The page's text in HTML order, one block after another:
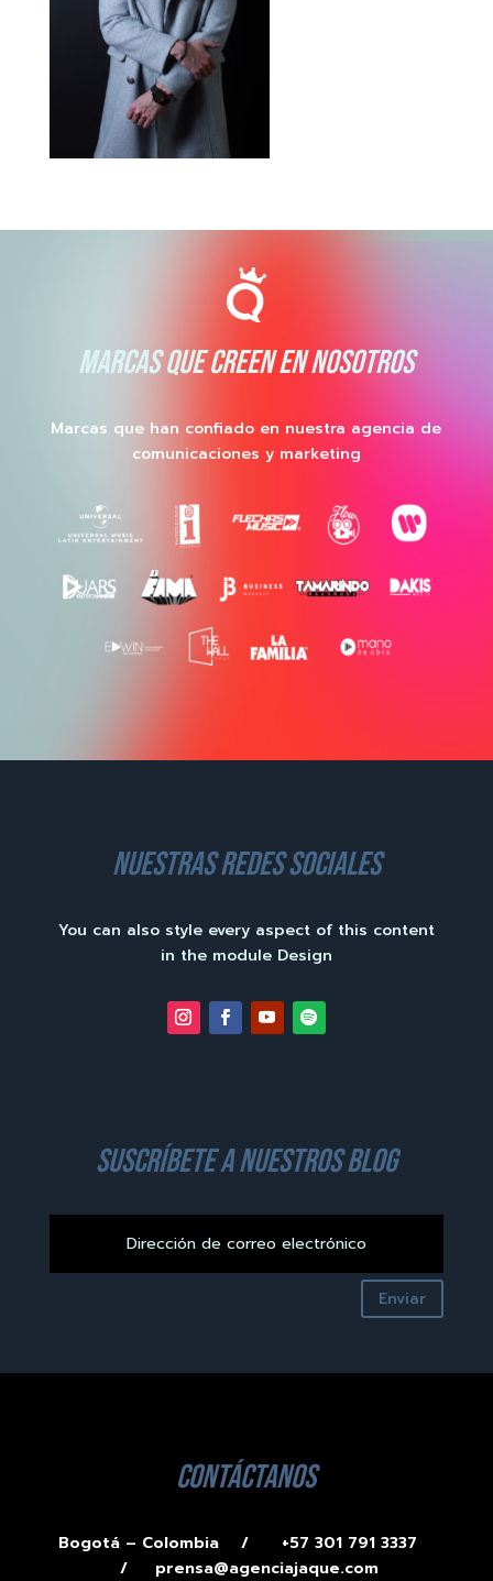
MARCAS QUE CREEN EN NOSOTROS
Marcas que han confiado en nuestra agencia de
comunicaciones y marketing
nuestras redes sociales
You can also style every aspect of this content
in the module Design
suscríbete a nuestros blog
Enviar
contáctanos
Bogotá – Colombia /
+57 301 791 3337
/ prensa@agenciajaque.com